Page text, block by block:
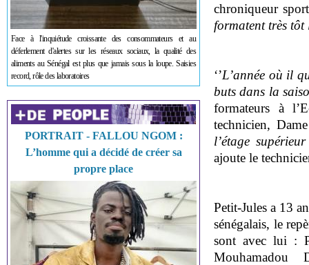
Face à l'inquiétude croissante des consommateurs et au
déferlement d'alertes sur les réseaux sociaux, la qualité des
aliments au Sénégal est plus que jamais sous la loupe. Saisies
record, rôle des laboratoires
PORTRAIT - FALLOU NGOM :
L’homme qui a décidé de créer sa
propre place
chroniqueur
formatent très
‘’L’année où il
buts dans la
formateurs à
technicien,
l’étage
ajoute le
Petit-Jules a 13
sénégalais, le
sont avec lui :
Mouhamadou